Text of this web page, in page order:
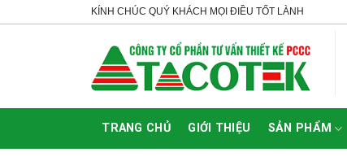
KÍNH CHÚC QUÝ KHÁCH MỌI ĐIỀU TỐT LÀNH
TRANG CHỦ GIỚI THIỆU SẢN PHẨM